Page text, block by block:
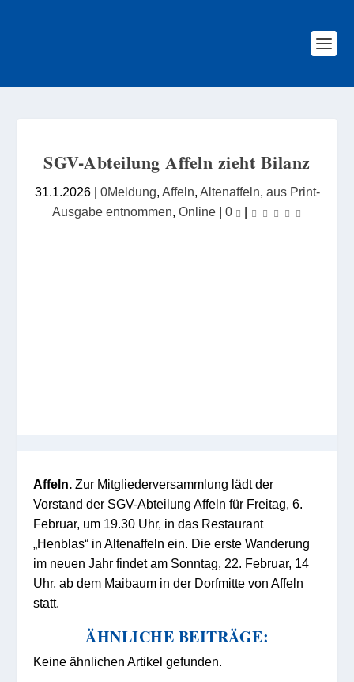
SGV-Abteilung Affeln zieht Bilanz
31.1.2026| 0Meldung, Affeln, Altenaffeln, aus Print-
Ausgabe entnommen, Online| 0 |
Affeln. Zur Mitgliederversammlung lädt der
Vorstand der SGV-Abteilung Affeln für Freitag, 6.
Februar, um 19.30 Uhr, in das Restaurant
„Henblas“ in Altenaffeln ein. Die erste Wanderung
im neuen Jahr findet am Sonntag, 22. Februar, 14
Uhr, ab dem Maibaum in der Dorfmitte von Affeln
statt.
ÄHNLICHE BEITRÄGE:
Keine ähnlichen Artikel gefunden.